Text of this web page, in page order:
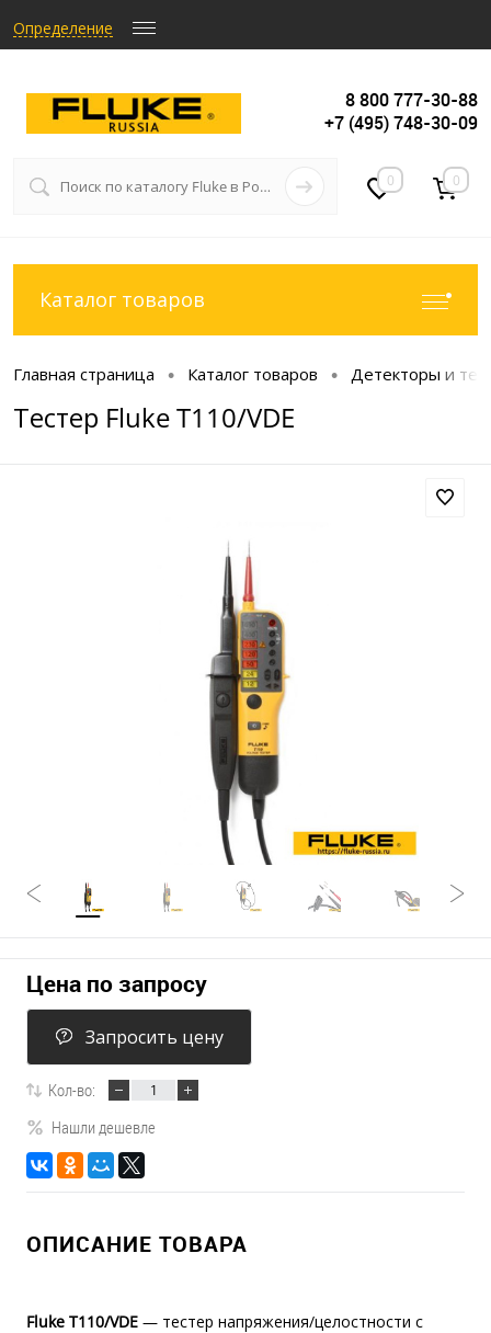
Определение
8 800 777-30-88
+7 (495) 748-30-09
0 0
Каталог товаров
Главная страница • Каталог товаров • Детекторы и
Тестер Fluke T110/VDE
Цена по запросу
Запросить цену
Кол-во:
Нашли дешевле
ОПИСАНИЕ ТОВАРА
Fluke T110/VDE — тестер напряжения/целостности с